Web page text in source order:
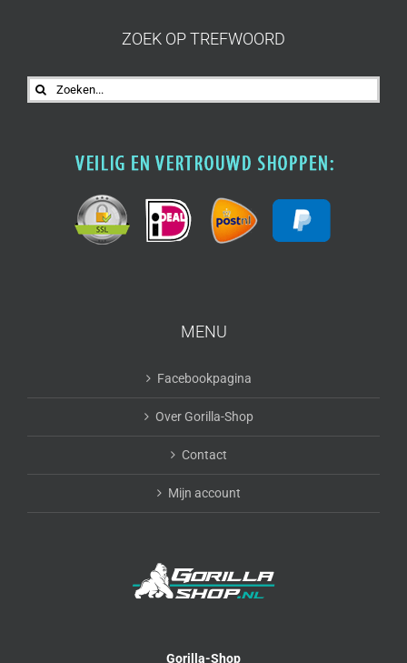
ZOEK OP TREFWOORD
Zoeken
naar:
MENU
Facebookpagina
Over Gorilla-Shop
Contact
Mijn account
Gorilla-Shop